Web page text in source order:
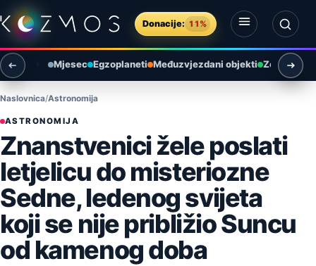
Preskoči na sadržaj
Donacije: 11%
Otvori izbornik
Otvori pretragu
Mjesec Egzoplaneti Međuzvjezdani objekti Zemlja i
Naslovnica Astronomija
ASTRONOMIJA
Znanstvenici žele poslati
letjelicu do misteriozne
Sedne, ledenog svijeta
koji se nije približio Suncu
od kamenog doba